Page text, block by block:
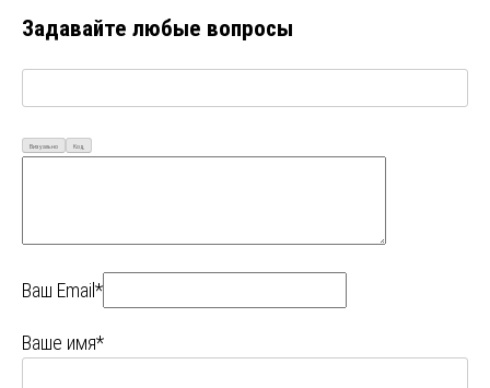
Задавайте любые вопросы
Визуально Код
Ваш Email*
Ваше имя*